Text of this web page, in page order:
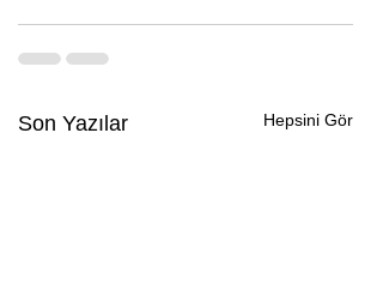
Son Yazılar Hepsini Gör